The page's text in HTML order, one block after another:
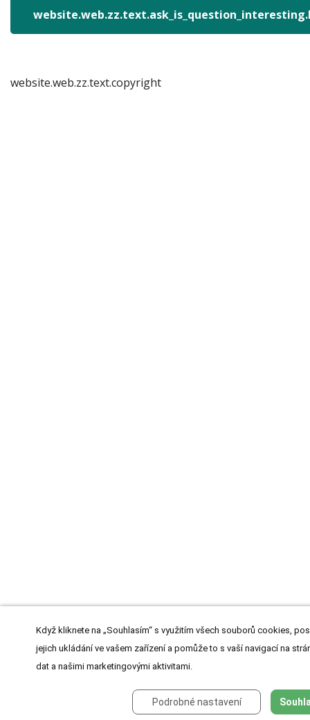
website.web.zz.text.copyright
Když kliknete na „Souhlasím“ s využitím všech souborů cookies,
jejich ukládání ve vašem zařízení a pomůže to s vaší navigací na
dat a našimi marketingovými aktivitami.
Podrobné nastavení